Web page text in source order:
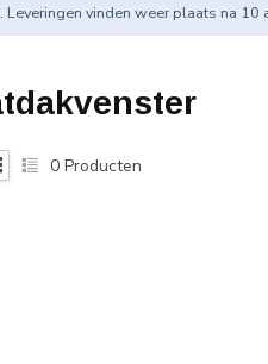
vinden weer plaats na 10
0 Producten